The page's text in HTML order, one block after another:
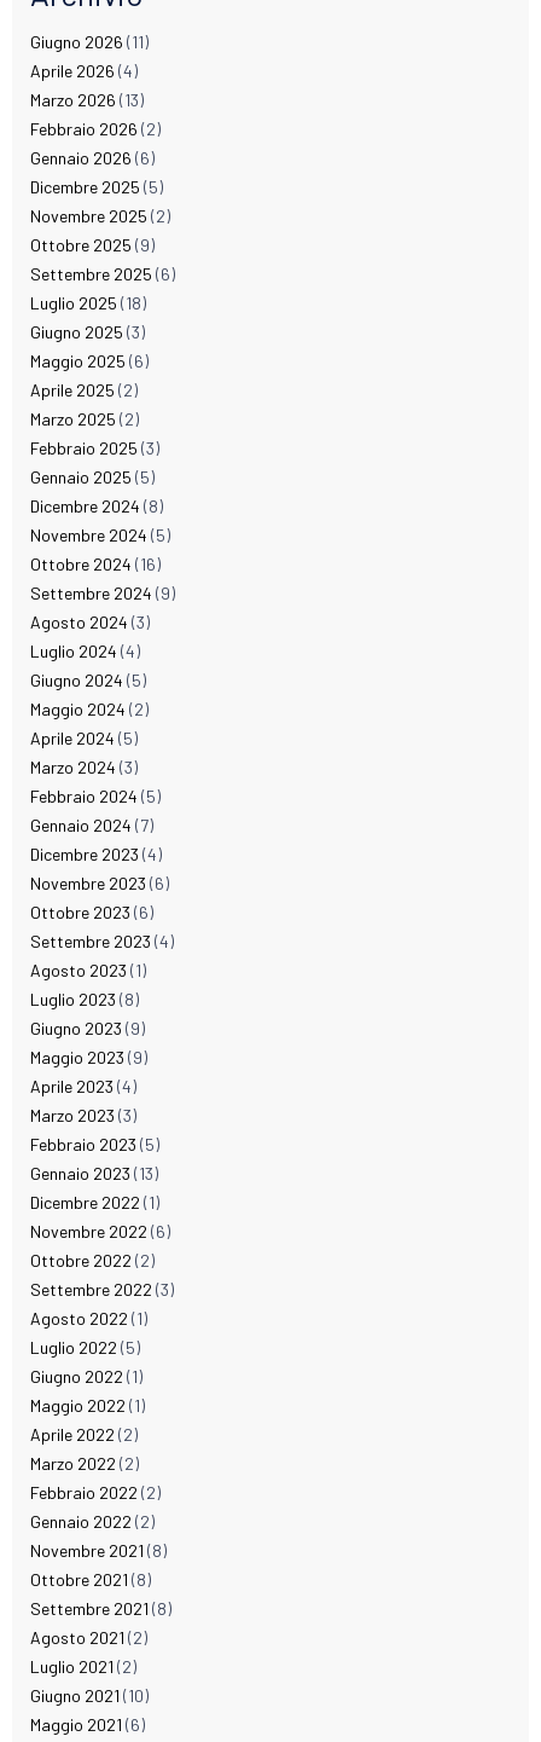
Giugno 2026 (11)
Aprile 2026 (4)
Marzo 2026 (13)
Febbraio 2026 (2)
Gennaio 2026 (6)
Dicembre 2025 (5)
Novembre 2025 (2)
Ottobre 2025 (9)
Settembre 2025 (6)
Luglio 2025 (18)
Giugno 2025 (3)
Maggio 2025 (6)
Aprile 2025 (2)
Marzo 2025 (2)
Febbraio 2025 (3)
Gennaio 2025 (5)
Dicembre 2024 (8)
Novembre 2024 (5)
Ottobre 2024 (16)
Settembre 2024 (9)
Agosto 2024 (3)
Luglio 2024 (4)
Giugno 2024 (5)
Maggio 2024 (2)
Aprile 2024 (5)
Marzo 2024 (3)
Febbraio 2024 (5)
Gennaio 2024 (7)
Dicembre 2023 (4)
Novembre 2023 (6)
Ottobre 2023 (6)
Settembre 2023 (4)
Agosto 2023 (1)
Luglio 2023 (8)
Giugno 2023 (9)
Maggio 2023 (9)
Aprile 2023 (4)
Marzo 2023 (3)
Febbraio 2023 (5)
Gennaio 2023 (13)
Dicembre 2022 (1)
Novembre 2022 (6)
Ottobre 2022 (2)
Settembre 2022 (3)
Agosto 2022 (1)
Luglio 2022 (5)
Giugno 2022 (1)
Maggio 2022 (1)
Aprile 2022 (2)
Marzo 2022 (2)
Febbraio 2022 (2)
Gennaio 2022 (2)
Novembre 2021 (8)
Ottobre 2021 (8)
Settembre 2021 (8)
Agosto 2021 (2)
Luglio 2021 (2)
Giugno 2021 (10)
Maggio 2021 (6)